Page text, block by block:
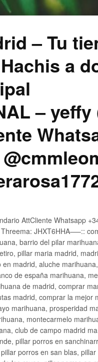
– Tu
a
–
AttCliente Whatsapp
JHXT6HHA—–::
barrio del pilar
pillar maria madrid,
madrid, aluche
de españa marihuana,
de madrid, comprar
madrid, comprar la mejor
marihuana, prosperidad
montecarmelo
club de campo madrid
pillar porros en
porros en san blas,